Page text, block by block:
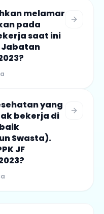
melamar
pada
saat ini
Jabatan
yang
bekerja di
Swasta).
JF